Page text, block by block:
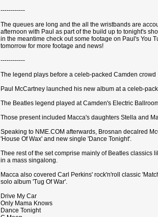
------------
The queues are long and the all the wristbands are
afternoon with Paul as part of the build up to tonight's
in the meantime check out some footage on Paul's You
tomorrow for more footage and news!
------------
The legend plays before a celeb-packed Camden crowd
Paul McCartney launched his new album at a celeb-
The Beatles legend played at Camden's Electric
Those present included Macca's daughters Stella and
Speaking to NME.COM afterwards, Brosnan decalred
'House Of Wax' and new single 'Dance Tonight'.
Thee rest of the set comprise mainly of Beatles classics
in a mass singalong.
Macca also covered Carl Perkins' rock'n'roll classic
solo album 'Tug Of War'.
Drive My Car
Only Mama Knows
Dance Tonight